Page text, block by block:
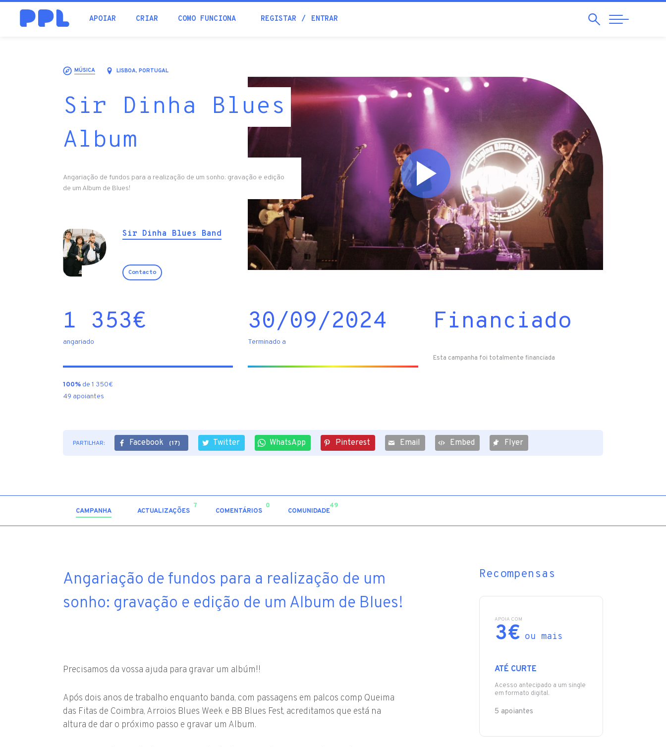
APOIAR CRIAR COMO FUNCIONA REGISTAR ENTRAR Pesquisar
Abrir
Navegação
procura
MÚSICA LISBOA, PORTUGAL
Sir Dinha Blues
Album
Angariação de fundos para a realização de um sonho: gravação e edição
de um Album de Blues!
Sir Dinha Blues Band
Contacto
1 353€
angariado
100% de 1 350€
49 apoiantes
30/09/2024
Terminado a
Financiado
Esta campanha foi totalmente financiada
PARTILHAR: Facebook (17) Twitter WhatsApp Pinterest Email Embed Flyer
CAMPANHA ACTUALIZAÇÕES
7
COMENTÁRIOS
0
COMUNIDADE
49
Angariação de fundos para a realização de um
sonho: gravação e edição de um Album de Blues!
Precisamos da vossa ajuda para gravar um albúm!!
Após dois anos de trabalho enquanto banda, com passagens em palcos comp Queima
das Fitas de Coimbra, Arroios Blues Week e BB Blues Fest, acreditamos que está na
altura de dar o próximo passo e gravar um Album.
Recompensas
APOIA COM
3€ ou mais
ATÉ CURTE
Acesso antecipado a um single
em formato digital.
5 apoiantes